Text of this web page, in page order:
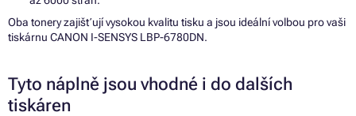
Oba tonery zajišťují vysokou kvalitu tisku a jsou ideální volbou pro vaši
tiskárnu CANON I-SENSYS LBP-6780DN.
Tyto náplně jsou vhodné i do dalších
tiskáren